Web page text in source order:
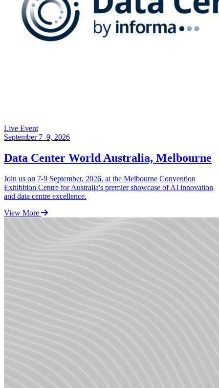
Live Event
September 7–9, 2026
Data Center World Australia, Melbourne
Join us on 7-9 September, 2026, at the Melbourne Convention
Exhibition Centre for Australia's premier showcase of AI innovation
and data centre excellence.
View More